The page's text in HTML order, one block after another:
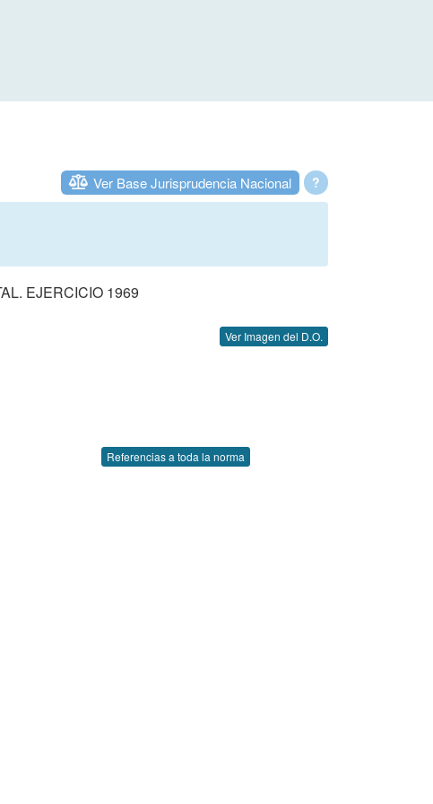
?
Ver Base Jurisprudencia Nacional
EJERCICIO 1969
Ver Imagen del D.O.
Referencias a toda la norma